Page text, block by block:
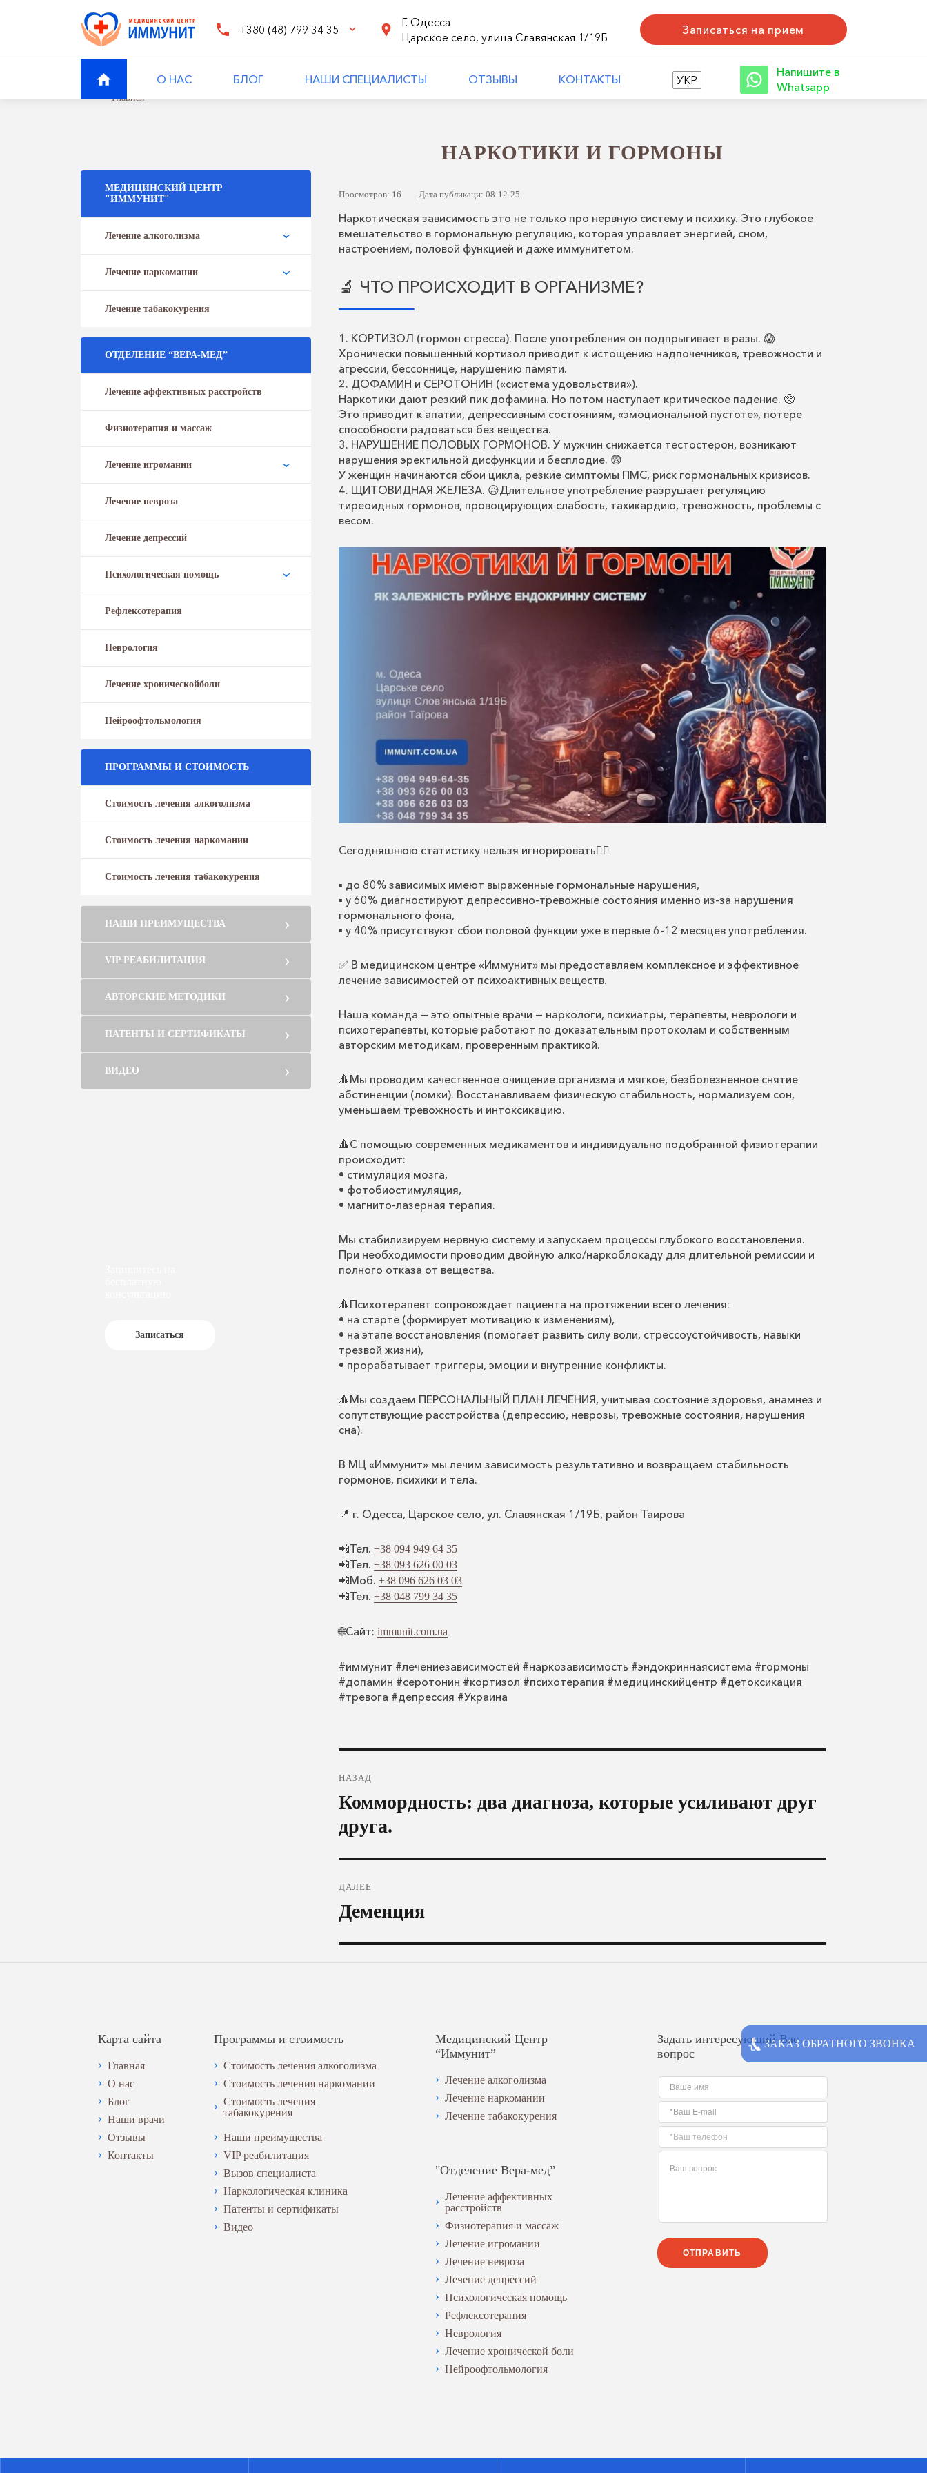
+380 (48) 799 34 35
Г. Одесса
Царское село, улица Славянская 1/19Б
Записаться на прием
О НАС БЛОГ НАШИ СПЕЦИАЛИСТЫ ОТЗЫВЫ КОНТАКТЫ УКР
Напишите в
Whatsapp
ЗАКАЗ ОБРАТНОГО ЗВОНКА
Главная
МЕДИЦИНСКИЙ ЦЕНТР
"ИММУНИТ"
Лечение алкоголизма
Лечение наркомании
Лечение табакокурения
ОТДЕЛЕНИЕ “ВЕРА-МЕД”
Лечение аффективных расстройств
Физиотерапия и массаж
Лечение игромании
Лечение невроза
Лечение депрессий
Психологическая помощь
Рефлексотерапия
Неврология
Лечение хроническойболи
Нейроофтольмология
ПРОГРАММЫ И СТОИМОСТЬ
Стоимость лечения алкоголизма
Стоимость лечения наркомании
Стоимость лечения табакокурения
НАШИ ПРЕИМУЩЕСТВА
VIP РЕАБИЛИТАЦИЯ
АВТОРСКИЕ МЕТОДИКИ
ПАТЕНТЫ И СЕРТИФИКАТЫ
ВИДЕО
Записаться
НАРКОТИКИ И ГОРМОНЫ
Просмотров: 16 Дата публикаци: 08-12-25
Наркотическая зависимость это не только про нервную систему и психику. Это глубокое
вмешательство в гормональную регуляцию, которая управляет энергией, сном,
настроением, половой функцией и даже иммунитетом.
🔬 ЧТО ПРОИСХОДИТ В ОРГАНИЗМЕ?
1. КОРТИЗОЛ (гормон стресса). После употребления он подпрыгивает в разы. 😱
Хронически повышенный кортизол приводит к истощению надпочечников, тревожности и
агрессии, бессоннице, нарушению памяти.
2. ДОФАМИН и СЕРОТОНИН («система удовольствия»).
Наркотики дают резкий пик дофамина. Но потом наступает критическое падение. 🥺
Это приводит к апатии, депрессивным состояниям, «эмоциональной пустоте», потере
способности радоваться без вещества.
3. НАРУШЕНИЕ ПОЛОВЫХ ГОРМОНОВ. У мужчин снижается тестостерон, возникают
нарушения эректильной дисфункции и бесплодие. 😨
У женщин начинаются сбои цикла, резкие симптомы ПМС, риск гормональных кризисов.
4. ЩИТОВИДНАЯ ЖЕЛЕЗА. 😥Длительное употребление разрушает регуляцию
тиреоидных гормонов, провоцирующих слабость, тахикардию, тревожность, проблемы с
весом.
Сегодняшнюю статистику нельзя игнорировать👇🏻
▪️ до 80% зависимых имеют выраженные гормональные нарушения,
▪️ у 60% диагностируют депрессивно-тревожные состояния именно из-за нарушения
гормонального фона,
▪️ у 40% присутствуют сбои половой функции уже в первые 6-12 месяцев употребления.
✅ В медицинском центре «Иммунит» мы предоставляем комплексное и эффективное
лечение зависимостей от психоактивных веществ.
Наша команда — это опытные врачи — наркологи, психиатры, терапевты, неврологи и
психотерапевты, которые работают по доказательным протоколам и собственным
авторским методикам, проверенным практикой.
🔺Мы проводим качественное очищение организма и мягкое, безболезненное снятие
абстиненции (ломки). Восстанавливаем физическую стабильность, нормализуем сон,
уменьшаем тревожность и интоксикацию.
🔺С помощью современных медикаментов и индивидуально подобранной физиотерапии
происходит:
• стимуляция мозга,
• фотобиостимуляция,
• магнито-лазерная терапия.
Мы стабилизируем нервную систему и запускаем процессы глубокого восстановления.
При необходимости проводим двойную алко/наркоблокаду для длительной ремиссии и
полного отказа от вещества.
🔺Психотерапевт сопровождает пациента на протяжении всего лечения:
• на старте (формирует мотивацию к изменениям),
• на этапе восстановления (помогает развить силу воли, стрессоустойчивость, навыки
трезвой жизни),
• прорабатывает триггеры, эмоции и внутренние конфликты.
🔺Мы создаем ПЕРСОНАЛЬНЫЙ ПЛАН ЛЕЧЕНИЯ, учитывая состояние здоровья, анамнез и
сопутствующие расстройства (депрессию, неврозы, тревожные состояния, нарушения
сна).
В МЦ «Иммунит» мы лечим зависимость результативно и возвращаем стабильность
гормонов, психики и тела.
📍 г. Одесса, Царское село, ул. Славянская 1/19Б, район Таирова
📲Тел. +38 094 949 64 35
📲Тел. +38 093 626 00 03
📲Моб. +38 096 626 03 03
📲Тел. +38 048 799 34 35
🌐Сайт: immunit.com.ua
#иммунит #лечениезависимостей #наркозависимость #эндокриннаясистема #гормоны
#допамин #серотонин #кортизол #психотерапия #медицинскийцентр #детоксикация
#тревога #депрессия #Украина
по
записям
НАЗАД
Предыдущая
запись:
Коммордность: два диагноза, которые усиливают друг
друга.
ДАЛЕЕ
Следующая
запись:
Деменция
Карта сайта
Главная
О нас
Блог
Наши врачи
Отзывы
Контакты
Программы и стоимость
Стоимость лечения алкоголизма
Стоимость лечения наркомании
Стоимость лечения
табакокурения
Наши преимущества
VIP реабилитация
Вызов специалиста
Наркологическая клиника
Патенты и сертификаты
Видео
Медицинский Центр
“Иммунит”
Лечение алкоголизма
Лечение наркомании
Лечение табакокурения
"Отделение Вера-мед”
Лечение аффективных
расстройств
Физиотерапия и массаж
Лечение игромании
Лечение невроза
Лечение депрессий
Психологическая помощь
Рефлексотерапия
Неврология
Лечение хронической боли
Нейроофтольмология
Задать интересующий Вас
вопрос